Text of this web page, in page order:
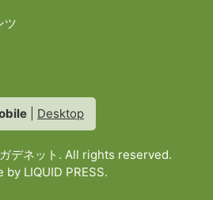
ツ
Desktop
デネット . All rights reserved.
by LIQUID PRESS.